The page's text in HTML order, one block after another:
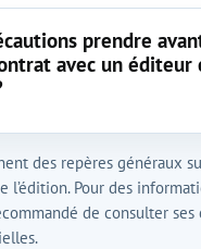
prendre
avec un éditeur
des repères généraux
l’édition. Pour des
de consulter ses